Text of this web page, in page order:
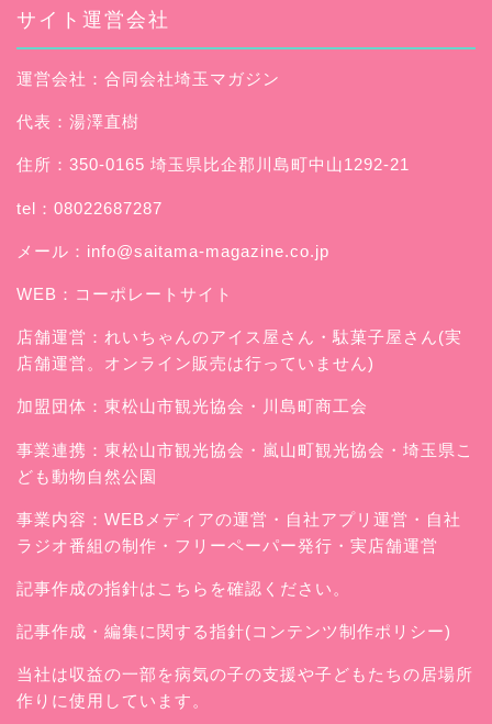
サイト運営会社
運営会社：合同会社埼玉マガジン
代表：湯澤直樹
住所：350-0165 埼玉県比企郡川島町中山1292-21
tel：08022687287
メール： info@saitama-magazine.co.jp
WEB： コーポレートサイト
店舗運営： れいちゃんのアイス屋さん ・駄菓子屋さん(実
店舗運営。オンライン販売は行っていません)
加盟団体：東松山市観光協会・川島町商工会
事業連携：東松山市観光協会・嵐山町観光協会・埼玉県こ
ども動物自然公園
事業内容：WEBメディアの運営・自社アプリ運営・自社
ラジオ番組の制作・フリーペーパー発行・実店舗運営
記事作成の指針はこちらを確認ください。
記事作成・編集に関する指針(コンテンツ制作ポリシー)
当社は収益の一部を病気の子の支援や子どもたちの居場所
作りに使用しています。